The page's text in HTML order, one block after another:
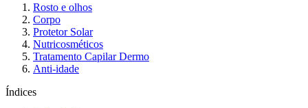
Rosto e olhos
Corpo
Protetor Solar
Nutricosméticos
Tratamento Capilar Dermo
Anti-idade
Índices